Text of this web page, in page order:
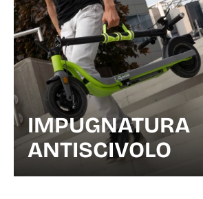
IMPUGNATURA
ANTISCIVOLO